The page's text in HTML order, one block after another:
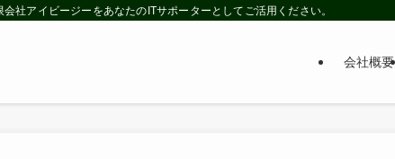
社アイビージーをあなたのITサポーターとしてご活用ください。
会社概要